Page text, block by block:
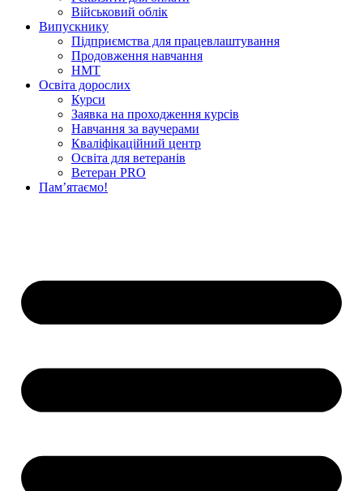
Військовий облік
Випускнику
Підприємства для працевлаштування
Продовження навчання
НМТ
Освіта дорослих
Курси
Заявка на проходження курсів
Навчання за ваучерами
Кваліфікаційний центр
Освіта для ветеранів
Ветеран PRO
Пам’ятаємо!